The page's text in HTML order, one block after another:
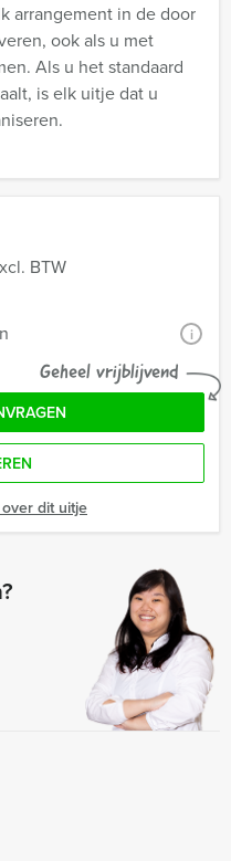
BTW
i
Geheel vrijblijvend
dit uitje
arrangement in de door
ook als u met
Als u het standaard
is elk uitje dat u